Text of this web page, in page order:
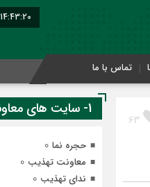
14:43:20
تماس با ما
63
1- سایت های معاونت تهذیب
حجره نما
معاونت تهذیب
ندای تهذیب